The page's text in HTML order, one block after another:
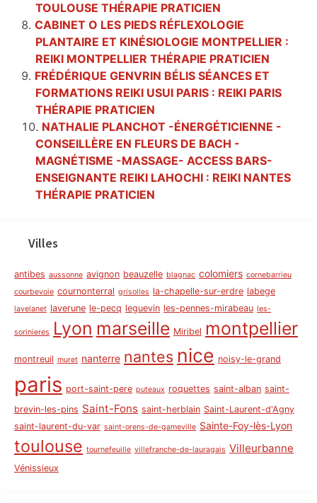
TOULOUSE THÉRAPIE PRATICIEN
CABINET O LES PIEDS RÉFLEXOLOGIE
PLANTAIRE ET KINÉSIOLOGIE MONTPELLIER :
REIKI MONTPELLIER THÉRAPIE PRATICIEN
FRÉDÉRIQUE GENVRIN BÉLIS SÉANCES ET
FORMATIONS REIKI USUI PARIS : REIKI PARIS
THÉRAPIE PRATICIEN
NATHALIE PLANCHOT -ÉNERGÉTICIENNE -
CONSEILLÈRE EN FLEURS DE BACH -
MAGNÉTISME -MASSAGE- ACCESS BARS-
ENSEIGNANTE REIKI LAHOCHI : REIKI NANTES
THÉRAPIE PRATICIEN
Villes
antibes aussonne avignon beauzelle blagnac colomiers cornebarrieu
courbevoie cournonterral grisolles la-chapelle-sur-erdre labege
lavelanet laverune le-pecq leguevin les-pennes-mirabeau les-
sorinieres Lyon marseille Miribel montpellier
montreuil muret nanterre nantes nice noisy-le-grand
paris port-saint-pere puteaux roquettes saint-alban saint-
brevin-les-pins Saint-Fons saint-herblain Saint-Laurent-d'Agny
saint-laurent-du-var saint-orens-de-gameville Sainte-Foy-lès-Lyon
toulouse tournefeuille villefranche-de-lauragais Villeurbanne
Vénissieux